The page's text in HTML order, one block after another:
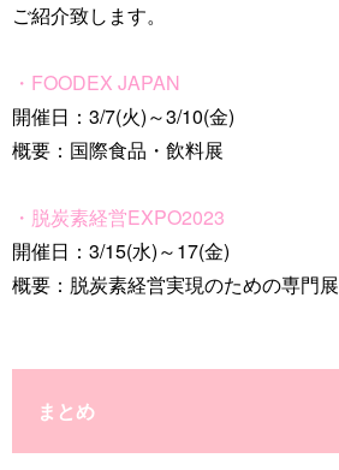
ご紹介致します。
・FOODEX JAPAN
開催日：3/7(火)～3/10(金)
概要：国際食品・飲料展
・脱炭素経営EXPO2023
開催日：3/15(水)～17(金)
概要：脱炭素経営実現のための専門展
まとめ